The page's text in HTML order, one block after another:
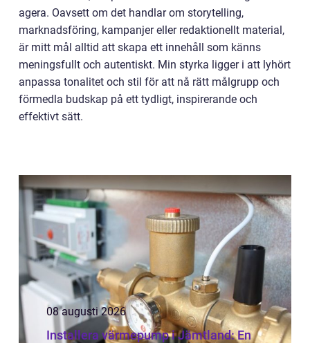
agera. Oavsett om det handlar om storytelling,
marknadsföring, kampanjer eller redaktionellt material,
är mitt mål alltid att skapa ett innehåll som känns
meningsfullt och autentiskt. Min styrka ligger i att lyhört
anpassa tonalitet och stil för att nå rätt målgrupp och
förmedla budskap på ett tydligt, inspirerande och
effektivt sätt.
08 augusti 2026
Installera värmepump i Jämtland: En